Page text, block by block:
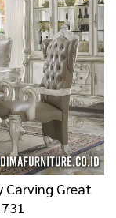
Carving Great